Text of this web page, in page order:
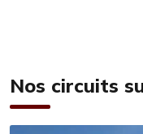
Nos circuits